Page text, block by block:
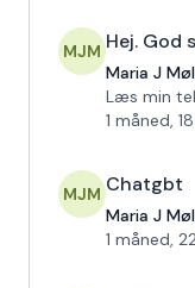
MJM Hej. God
Maria J
Læs min
1 måned,
MJM Chatgbt
Maria J
1 måned,